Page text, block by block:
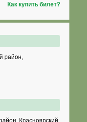
Как купить билет?
район,